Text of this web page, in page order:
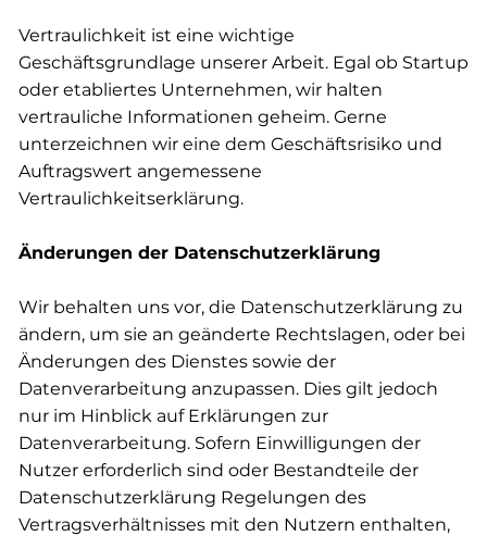
Vertraulichkeit ist eine wichtige
Geschäftsgrundlage unserer Arbeit. Egal ob Startup
oder etabliertes Unternehmen, wir halten
vertrauliche Informationen geheim. Gerne
unterzeichnen wir eine dem Geschäftsrisiko und
Auftragswert angemessene
Vertraulichkeitserklärung.
Änderungen der Datenschutzerklärung
Wir behalten uns vor, die Datenschutzerklärung zu
ändern, um sie an geänderte Rechtslagen, oder bei
Änderungen des Dienstes sowie der
Datenverarbeitung anzupassen. Dies gilt jedoch
nur im Hinblick auf Erklärungen zur
Datenverarbeitung. Sofern Einwilligungen der
Nutzer erforderlich sind oder Bestandteile der
Datenschutzerklärung Regelungen des
Vertragsverhältnisses mit den Nutzern enthalten,